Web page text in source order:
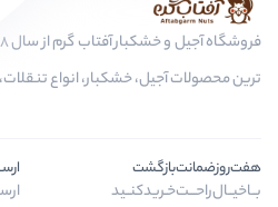
ترین محصولات آجیل، خشکبار، انواع
هفت‌روز‌ضمانت‌بازگشت
بــا‌خیــال‌راحـــت‌خـرید‌کنــید